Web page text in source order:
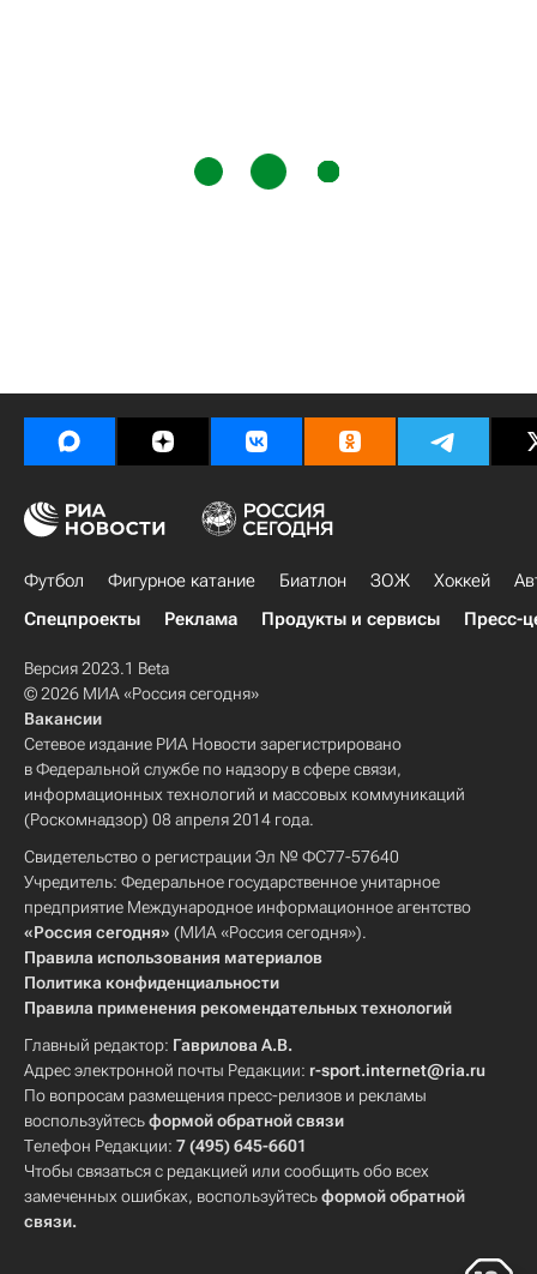
Футбол Фигурное катание Биатлон ЗОЖ Хоккей
Спецпроекты
Реклама Продукты и сервисы Пресс-
Версия 2023.1 Beta
© 2026 МИА «Россия сегодня»
Вакансии
Сетевое издание РИА Новости зарегистрировано
в Федеральной службе по надзору в сфере связи,
информационных технологий и массовых коммуникаций
(Роскомнадзор) 08 апреля 2014 года.
Свидетельство о регистрации Эл № ФС77-57640
Учредитель: Федеральное государственное унитарное
предприятие Международное информационное агентство
«Россия сегодня» (МИА «Россия сегодня»).
Правила использования материалов
Политика конфиденциальности
Правила применения рекомендательных технологий
Главный редактор: Гаврилова А.В.
Адрес электронной почты Редакции: r-sport.internet@ria.ru
По вопросам размещения пресс-релизов и рекламы
воспользуйтесьформой обратной связи
Телефон Редакции: 7 (495) 645-6601
Чтобы связаться с редакцией или сообщить обо всех
замеченных ошибках, воспользуйтесьформой обратной
связи.